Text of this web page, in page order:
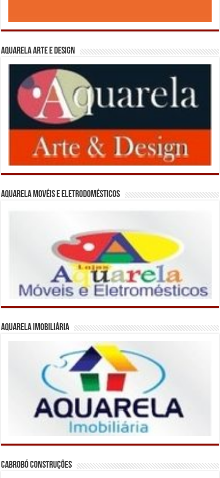
Aquarela Arte e Design
Aquarela Movéis e Eletrodomésticos
Aquarela Imobiliária
Cabrobó Construções